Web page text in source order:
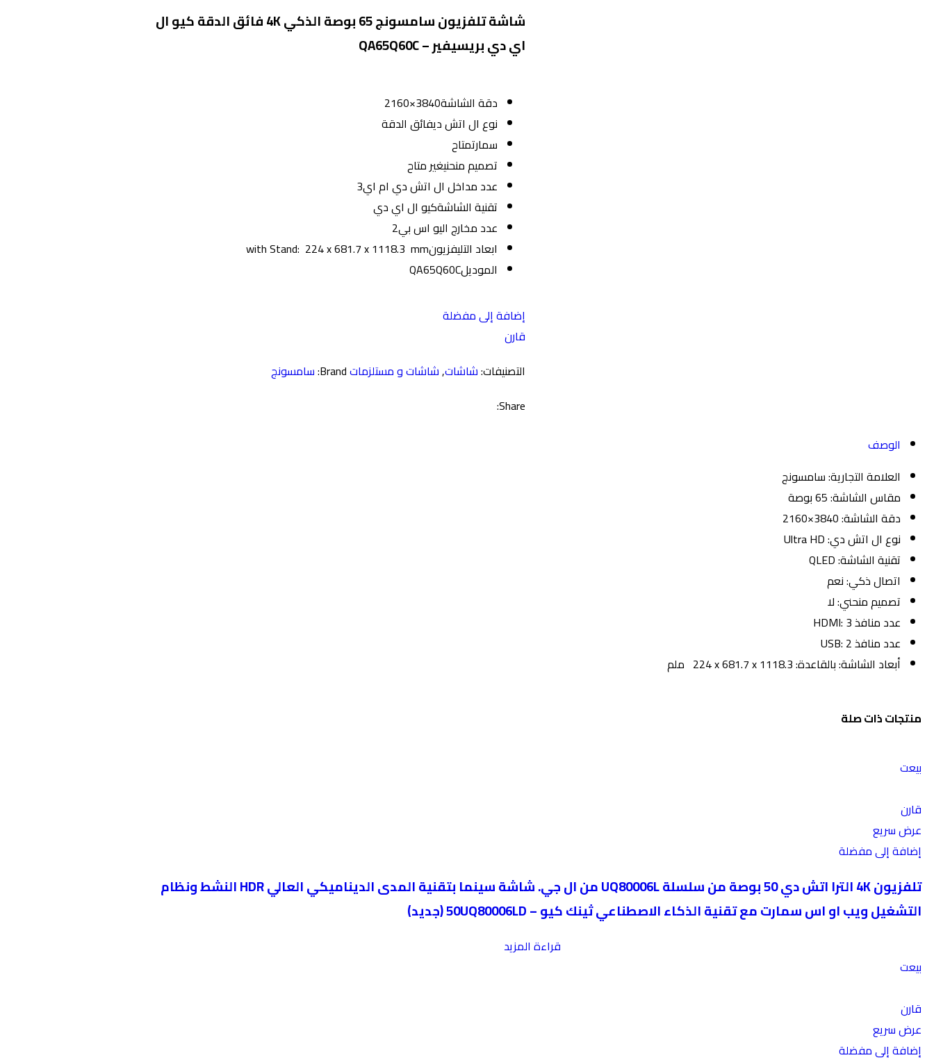
شاشة تلفزيون سامسونج 65 بوصة الذكي 4K فائق الدقة كيو ال
اي دي بريسيفير – QA65Q60C
دقة الشاشة3840×2160
نوع ال اتش ديفائق الدقة
سمارتمتاح
تصميم منحنيغير متاح
عدد مداخل ال اتش دي ام اي3
تقنية الشاشةكيو ال اي دي
عدد مخارج اليو اس بي2
ابعاد التليفزيونwith Stand: ‎ 224 x 681.7 x 1118.3 ‎ mm
الموديلQA65Q60C
إضافة إلى مفضلة
قارن
التصنيفات:شاشات,شاشات و مستلزماتBrand: سامسونج
Share:
الوصف
العلامة التجارية: سامسونج
مقاس الشاشة: 65 بوصة
دقة الشاشة: 3840×2160
نوع ال اتش دي: Ultra HD
تقنية الشاشة: QLED
اتصال ذكي: نعم
تصميم منحني: لا
عدد منافذ HDMI: 3
عدد منافذ USB: 2
أبعاد الشاشة: ‎بالقاعدة: ‎ 224 x 681.7 x 1118.3 ملم
منتجات ذات صلة
بيعت
قارن
عرض سريع
إضافة إلى مفضلة
تلفزيون 4K الترا اتش دي 50 بوصة من سلسلة UQ80006L من ال جي. شاشة سينما بتقنية المدى الديناميكي العالي HDR النشط ونظام
التشغيل ويب او اس سمارت مع تقنية الذكاء الاصطناعي ثينك كيو – 50UQ80006LD (جديد)
قراءة المزيد
بيعت
قارن
عرض سريع
إضافة إلى مفضلة